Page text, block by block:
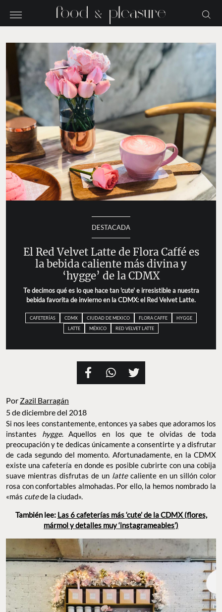
DESTACADA
El Red Velvet Latte de Flora Caffé es
la bebida caliente más divina y
‘hygge’ de la CDMX
Te decimos qué es lo que hace tan 'cute' e irresistible a nuestra
bebida favorita de invierno en la CDMX: el Red Velvet Latte.
CAFETERÍAS CDMX CIUDAD DE MEXICO FLORA CAFFE
HYGGE
LATTE
MÉXICO RED VELVET LATTE
Por Zazil Barragán
5 de diciembre del 2018
Si nos lees constantemente, entonces ya sabes que adoramos los
instantes hygge. Aquellos en los que te olvidas de toda
preocupación y te dedicas únicamente a consentirte y a disfrutar
de cada segundo del momento. Afortunadamente, en la CDMX
existe una cafetería en donde es posible cubrirte con una cobija
suave mientras disfrutas de un lattecaliente en un sillón color
rosa con confortables almohadas. Por ello, la hemos nombrado la
«más cutede la ciudad».
También lee: Las 6 cafeterías más ‘cute’ de la CDMX (flores,
mármol y detalles muy ‘instagrameables’)